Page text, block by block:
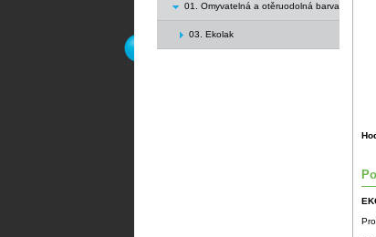
01. Omyvatelná a otěruodolná barva
03. Ekolak